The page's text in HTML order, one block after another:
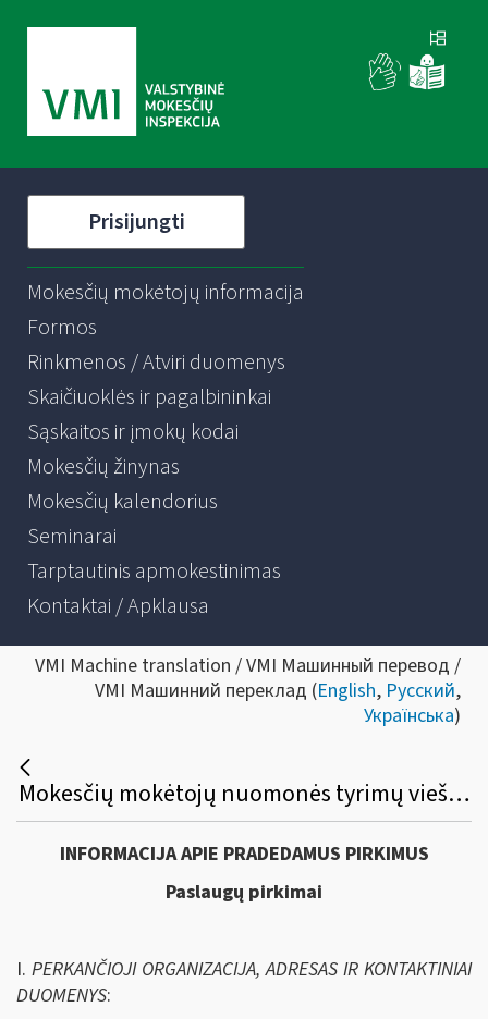
Prisijungti
Mokesčių mokėtojų informacija
Formos
Rinkmenos / Atviri duomenys
Skaičiuoklės ir pagalbininkai
Sąskaitos ir įmokų kodai
Mokesčių žinynas
Mokesčių kalendorius
Seminarai
Tarptautinis apmokestinimas
Kontaktai / Apklausa
VMI Machine translation / VMI Машинный перевод /
VMI Машинний переклад (English, Русский,
Українська)
Mokesčių mokėtojų nuomonės tyrimų viešasis pirkimas
INFORMACIJA APIE PRADEDAMUS PIRKIMUS
Paslaugų pirkimai
I. PERKANČIOJI ORGANIZACIJA, ADRESAS IR KONTAKTINIAI
DUOMENYS: